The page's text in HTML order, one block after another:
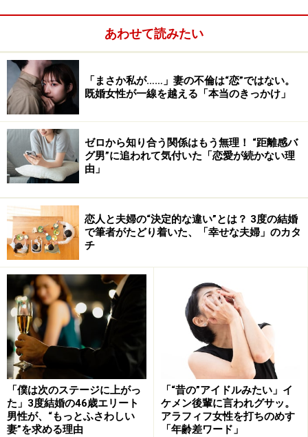
「そんなことないですよ～」と軽く否定
女性が自虐ネタを言う時はだいたい否定して欲しい時。
そんなときはとりあえず「そんなことないですよ～」と
軽く否定しておけば、マイナス評価にはならないはず。
【ページ停止】
リンク： 話題の転換 - All About Good Answers
2.具体的な「ほめエピソード」を話す
具体的な「ほめエピソード」を話す
自虐タイプの人は、自分で下している低評価を覆す「ほ
めエピソード」があると喜びます。そう、ポイントはた
だ褒めるのではなく、具体的に褒めること。コツをおさ
えて褒めてあげれば、自虐話も早めに封じ込めるはず！
あわせて読みたい
「まさか私が……」妻の不倫は“恋”ではない。
既婚女性が一線を越える「本当のきっかけ」
ゼロから知り合う関係はもう無理！ “距離感バ
グ男”に追われて気付いた「恋愛が続かない理
由」
恋人と夫婦の“決定的な違い”とは？ 3度の結婚
で筆者がたどり着いた、「幸せな夫婦」のカタ
チ
「僕は次のステージに上がっ
た」3度結婚の46歳エリート
男性が、“もっとふさわしい
妻”を求める理由
「“昔の”アイドルみたい」イ
ケメン後輩に言われグサッ。
アラフィフ女性を打ちのめす
「年齢差ワード」